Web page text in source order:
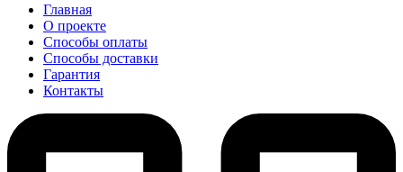
Главная
О проекте
Способы оплаты
Способы доставки
Гарантия
Контакты